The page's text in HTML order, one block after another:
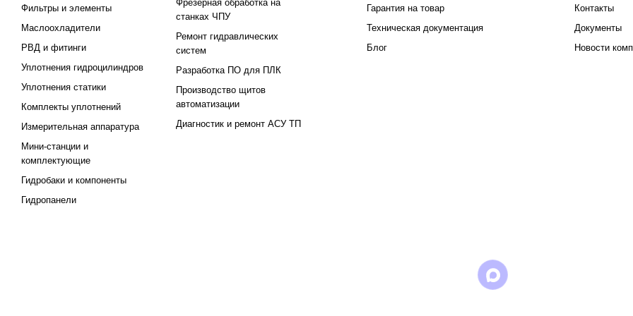
Фильтры и элементы
Маслоохладители
РВД и фитинги
Уплотнения гидроцилиндров
Уплотнения статики
Комплекты уплотнений
Измерительная аппаратура
Мини-станции и
комплектующие
Гидробаки и компоненты
Гидропанели
Фрезерная обработка на
станках ЧПУ
Ремонт гидравлических
систем
Разработка ПО для ПЛК
Производство щитов
автоматизации
Диагностик и ремонт АСУ ТП
Гарантия на товар
Техническая документация
Блог
Контакты
Документы
Новости